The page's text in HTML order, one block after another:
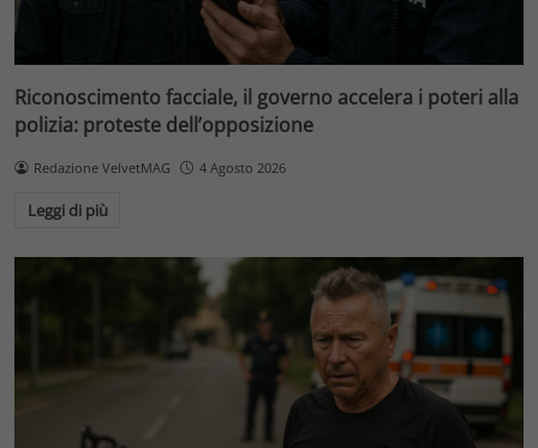
Riconoscimento facciale, il governo accelera i poteri alla
polizia: proteste dell’opposizione
Redazione VelvetMAG 4 Agosto 2026
Leggi di più